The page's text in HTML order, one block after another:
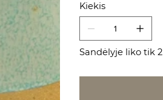
Kiekis
Sandėlyje liko tik 2